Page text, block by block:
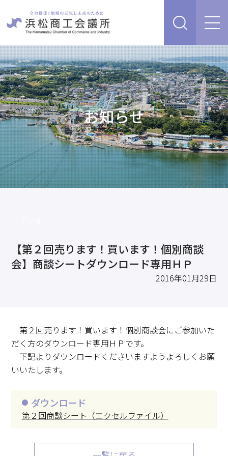
販路を開拓したい、新商品・サービス・技術を開発し
たい
人脈・ネットワークを広げたい
経営について相談したい（経営安定、専門家相談な
ど）
創業、事業承継について相談したい
資金を調達したい
補助金を活用したい
原産地証明など証明を取得したい
その他経営相談
経営支援・サービス
検定試験
セミナー・イベント情報
浜松商工会議所について
採用情報 相談予約 お問合せ
お知らせ
【第２回売ります！買います！個別商談
会】商談シートダウンロード専用ＨＰ
2016年01月29日
第２回売ります！買います！個別商談会にご参加いた
だく方のダウンロード専用ＨＰです。
下記よりダウンロードくださいますようよろしくお願
いいたします。
ダウンロード
第２回商談シート（エクセルファイル）